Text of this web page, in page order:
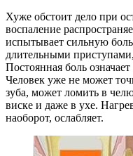
Хуже обстоит дело при
воспаление
испытывает сильную
длительными
Постоянная боль
Человек уже не может
зуба, может ломить в
виске и даже в ухе.
наоборот, ослабляет.